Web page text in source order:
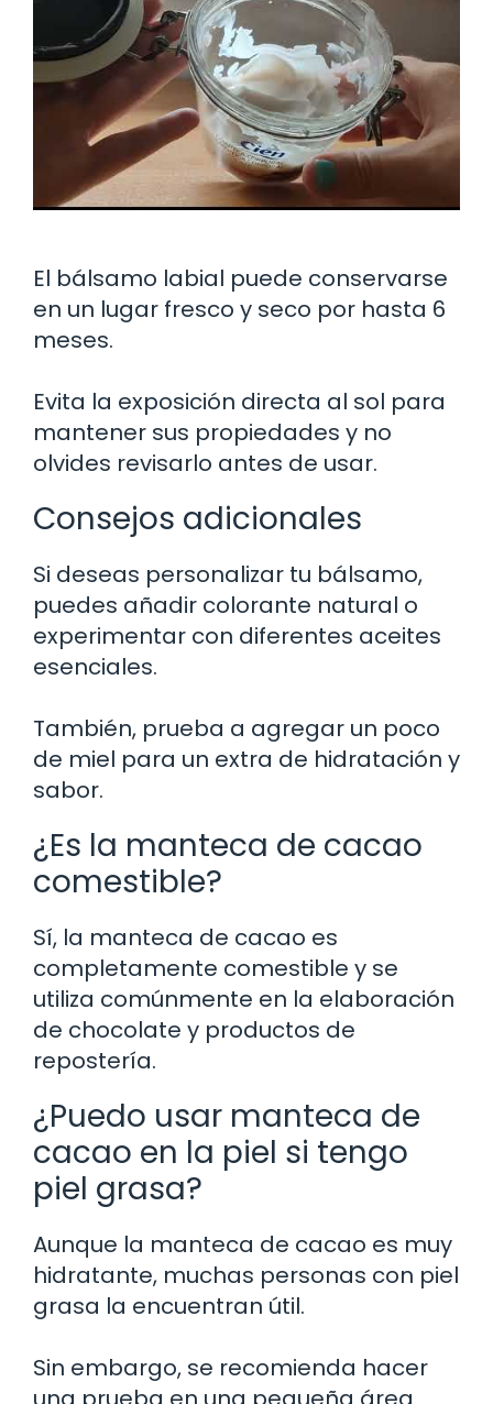
El bálsamo labial puede conservarse
en un lugar fresco y seco por hasta 6
meses.
Evita la exposición directa al sol para
mantener sus propiedades y no
olvides revisarlo antes de usar.
Consejos adicionales
Si deseas personalizar tu bálsamo,
puedes añadir colorante natural o
experimentar con diferentes aceites
esenciales.
También, prueba a agregar un poco
de miel para un extra de hidratación y
sabor.
¿Es la manteca de cacao
comestible?
Sí, la manteca de cacao es
completamente comestible y se
utiliza comúnmente en la elaboración
de chocolate y productos de
repostería.
¿Puedo usar manteca de
cacao en la piel si tengo
piel grasa?
Aunque la manteca de cacao es muy
hidratante, muchas personas con piel
grasa la encuentran útil.
Sin embargo, se recomienda hacer